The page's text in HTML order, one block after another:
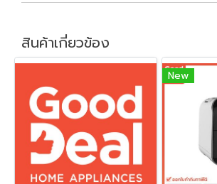
สินค้าเกี่ยวข้อง
New